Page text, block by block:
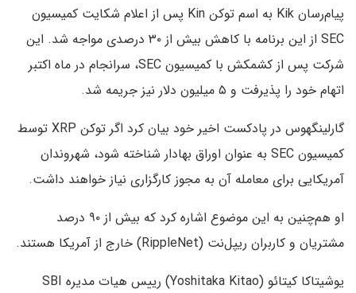
پیام‌رسان Kik به اسم توکن Kin پس از اعلام شکایت کمیسیون
SEC از این برنامه با کاهش بیش از ۳۰ درصدی مواجه شد. این
شرکت پس از کشمکش با کمیسیون SEC، سرانجام در ماه اکتبر
اتهام خود را پذیرفت و ۵ میلیون دلار نیز جریمه شد.
گارلینگهوس در پادکست اخیر خود بیان کرد اگر توکن XRP توسط
کمیسیون SEC به عنوان اوراق بهادار شناخته شود، شهروندان
آمریکایی برای معامله آن به مجوز کارگزاری نیاز خواهند داشت.
او هم‌چنین به این موضوع اشاره کرد که بیش از ۹۰ درصد
مشتریان و کاربران ریپل‌نت (RippleNet) خارج از آمریکا هستند.
یوشیتاکا کیتائو (Yoshitaka Kitao) رییس هیات مدیره SBI